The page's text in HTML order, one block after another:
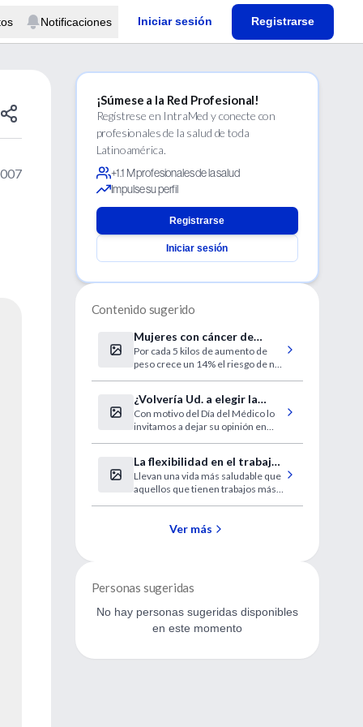
Notificaciones Iniciar sesión Registrarse
¡Súmese a la Red Profesional!
Regístrese en IntraMed y conecte con
profesionales de la salud de toda
Latinoamérica.
+1.1 M profesionales de la salud
Impulse su perfil
Registrarse
Iniciar sesión
Contenido sugerido
Mujeres con cáncer de
mama corren más riesgos si
engordan
Por cada 5 kilos de aumento de
peso crece un 14% el riesgo de no
¿Volvería Ud. a elegir la
profesión de médico?
Con motivo del Día del Médico lo
invitamos a dejar su opinión en
La flexibilidad en el trabajo
favorece estilos de vida
saludables
Llevan una vida más saludable que
aquellos que tienen trabajos más
Ver más
Personas sugeridas
No hay personas sugeridas disponibles
en este momento